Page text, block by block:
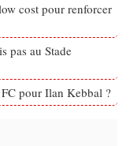
cost pour renforcer
pas au Stade
pour Ilan Kebbal ?